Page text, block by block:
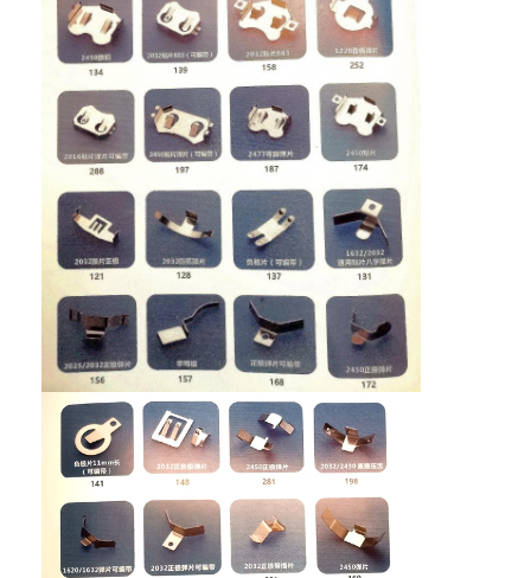
निम बैटरी पैक
निक बैटरी पैक
लिथियम आयन बैटरी पैक
रिचार्जेबल फ्लैशलाइट बैटरी
आपातकालीन प्रकाश बैटरी
ली Mno2 बैटरी
ली Socl2 बैटरी
प्राथमिक लिथियम बैटरी
हाइब्रिड कार बैटरी